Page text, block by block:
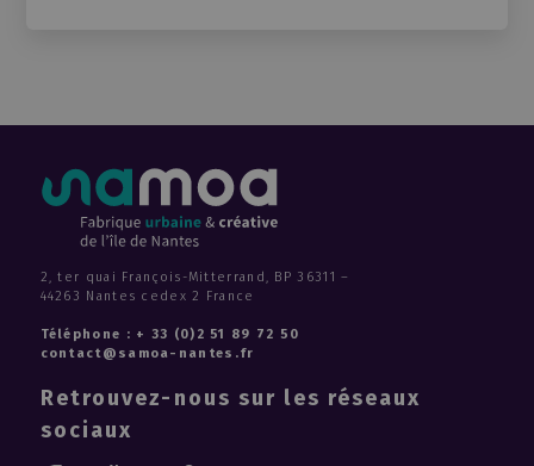
2, ter quai François-Mitterrand, BP 36311 –
44263 Nantes cedex 2 France
Téléphone : + 33 (0)2 51 89 72 50
contact@samoa-nantes.fr
Retrouvez-nous sur les réseaux
sociaux